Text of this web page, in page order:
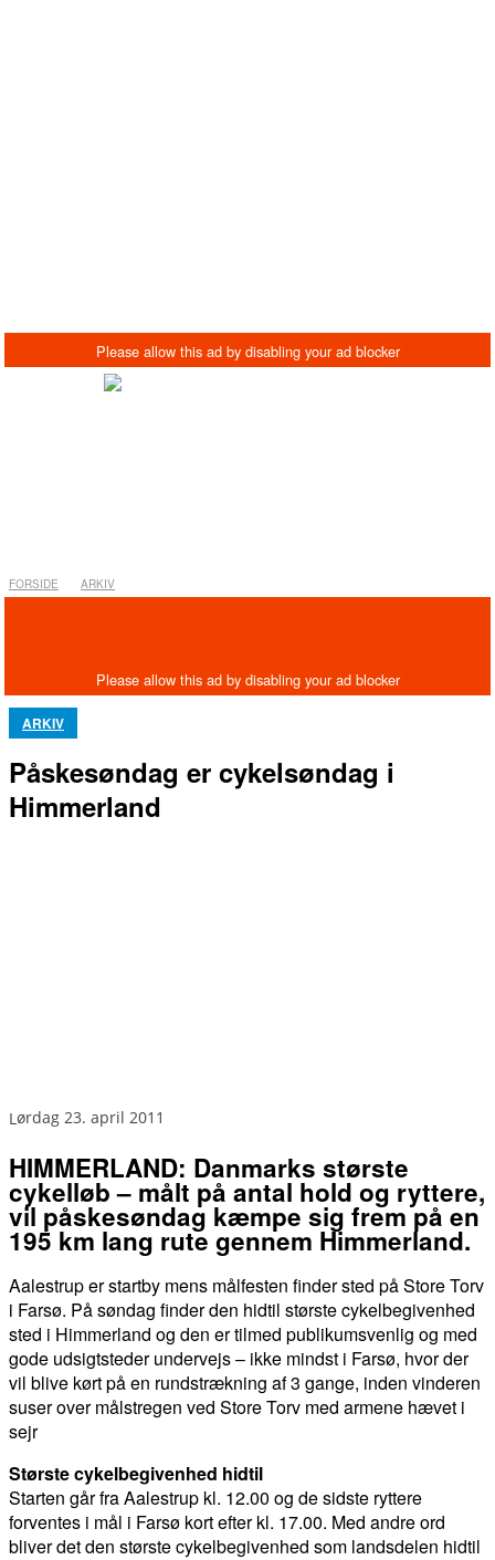
FORSIDE ARKIV
ARKIV
Påskesøndag er cykelsøndag i
Himmerland
lørdag 23. april 2011
HIMMERLAND: Danmarks største
cykelløb – målt på antal hold og ryttere,
vil påskesøndag kæmpe sig frem på en
195 km lang rute gennem Himmerland.
Aalestrup er startby mens målfesten finder sted på Store Torv
i Farsø. På søndag finder den hidtil største cykelbegivenhed
sted i Himmerland og den er tilmed publikumsvenlig og med
gode udsigtsteder undervejs – ikke mindst i Farsø, hvor der
vil blive kørt på en rundstrækning af 3 gange, inden vinderen
suser over målstregen ved Store Torv med armene hævet i
sejr
Største cykelbegivenhed hidtil
Starten går fra Aalestrup kl. 12.00 og de sidste ryttere
forventes i mål i Farsø kort efter kl. 17.00. Med andre ord
bliver det den største cykelbegivenhed som landsdelen hidtil